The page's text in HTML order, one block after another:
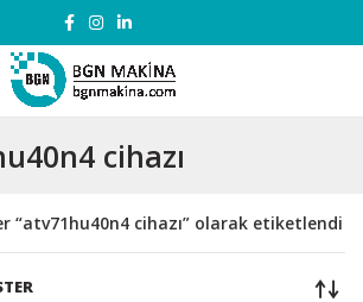
cihazı
“atv71hu40n4 cihazı” olarak etiketlendi